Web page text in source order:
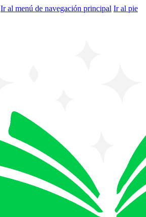
Ir al menú de navegación principal Ir al pie